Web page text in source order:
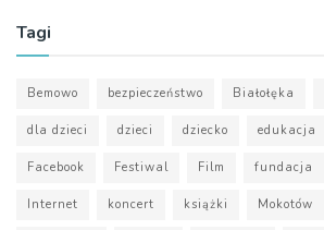
Tagi
Bemowo bezpieczeństwo Białołęka
dla dzieci dzieci dziecko edukacja
Facebook Festiwal Film fundacja
Internet koncert książki Mokotów